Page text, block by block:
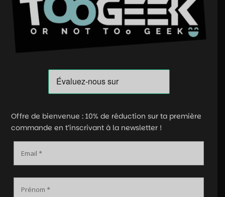
Offre de bienvenue : 10% de réduction sur ta première
commande en t’inscrivant à la newsletter !